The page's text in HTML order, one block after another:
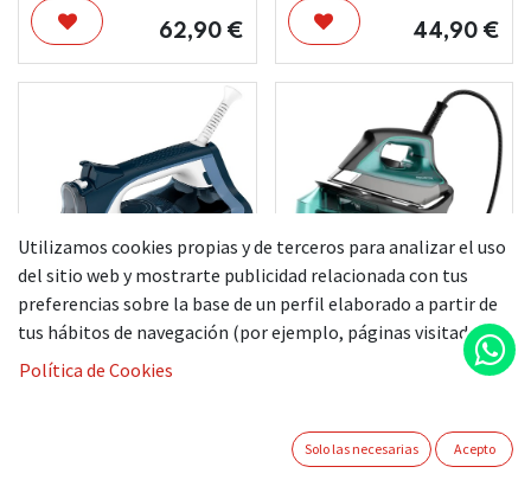
62,90€ 44,90 €
ROWENTA
PLANCHA
ROWENTA CENTRO
Utilizamos cookies propias y de terceros para analizar el uso
del sitio web y mostrarte publicidad relacionada con tus
preferencias sobre la base de un perfil elaborado a partir de
tus hábitos de navegación (por ejemplo, páginas visitadas).
Política de Cookies
Solo las necesarias Acepto